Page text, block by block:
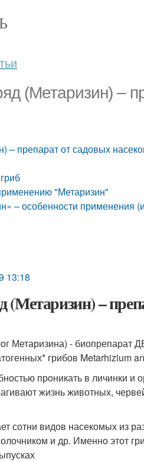
(Метаризин) –
– препарат от садовых
"Метаризин"
– особенности применения
13:18
–
Метаризина) -
грибов Metarhizium
проникать в личинки
жизнь животных,
сотни видов насекомых из
и др. Именно этот